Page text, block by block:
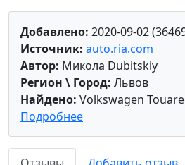
Добавлено: 2020-09-02
Источник: auto.ria.com
Автор: Микола Dubitskiy
Регион \ Город: Львов
Найдено: Volkswagen
Подробнее